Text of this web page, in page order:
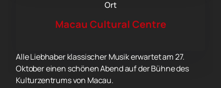
Ort
Macau Cultural Centre
Alle Liebhaber klassischer Musik erwartet am 27.
Oktober einen schönen Abend auf der Bühne des
Kulturzentrums von Macau.